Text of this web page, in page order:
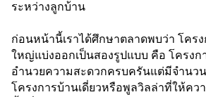
ระหว่างลูกบ้าน
ก่อนหน้านี้เราได้ศึกษาตลาดพบว่า โคร
ใหญ่แบ่งออกเป็นสองรูปแบบ คือ โครง
อำนวยความสะดวกครบครันแต่มีจำนว
โครงการบ้านเดี่ยวหรือพูลวิลล่าที่ให้คว